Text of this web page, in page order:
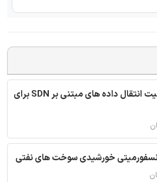
ترجمه مقاله امنیت انتقال داده های مبتنی بر SDN برای
خورشیدی سوخت های نفتی